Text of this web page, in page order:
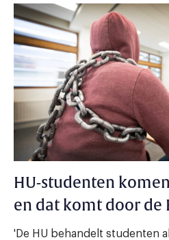
HU-studenten
en dat komt door de
'De HU behandelt studenten